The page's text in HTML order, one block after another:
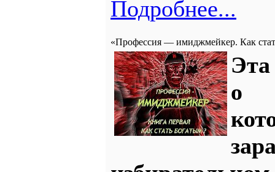
Подробнее...
«Профессия — имиджмейкер. Как
о